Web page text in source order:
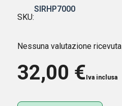
SKU:
SIRHP7000
Nessuna valutazione ricevuta
32,00 € Iva inclusa